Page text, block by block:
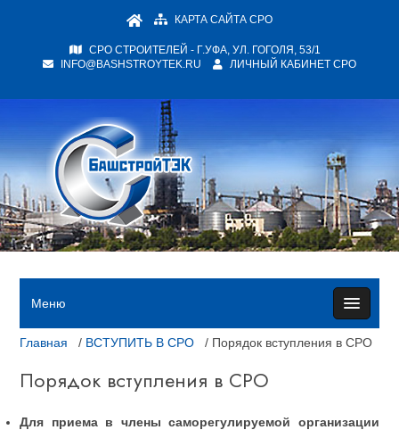
КАРТА САЙТА СРО
СРО СТРОИТЕЛЕЙ - Г.УФА, УЛ. ГОГОЛЯ, 53/1
INFO@BASHSTROYTEK.RU
ЛИЧНЫЙ КАБИНЕТ СРО
Меню
Главная / ВСТУПИТЬ В СРО / Порядок вступления в СРО
Порядок вступления в СРО
Для приема в члены саморегулируемой организации